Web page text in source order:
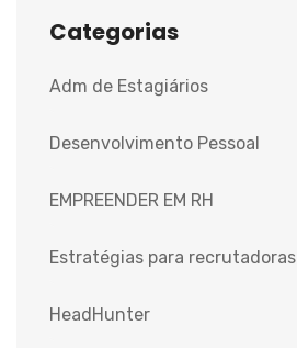
Categorias
Adm de Estagiários
Desenvolvimento Pessoal
EMPREENDER EM RH
Estratégias para recrutadoras
HeadHunter